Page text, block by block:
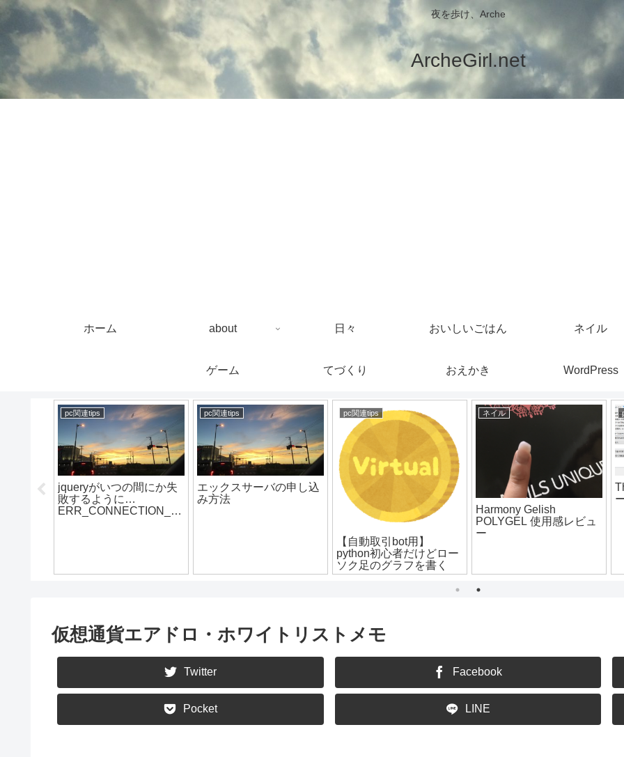
夜を歩け、Arche
ArcheGirl.net
ホーム about 日々 おいしいごはん ネイル
ゲーム てづくり おえかき WordPress
でク
pc関連tips
jqueryがいつの間にか失
敗するように…
ERR_CONNECTION_R
pc関連tips
エックスサーバの申し込
み方法
pc関連tips
【自動取引bot用】
python初心者だけどロー
ソク足のグラフを書く
ネイル
Harmony Gelish
POLYGEL 使用感レビュ
ー
仮想通貨エアドロ・ホワイトリストメモ
Twitter Facebook
Pocket LINE